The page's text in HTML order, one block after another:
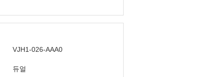
VJH1-026-AAA0
듀얼